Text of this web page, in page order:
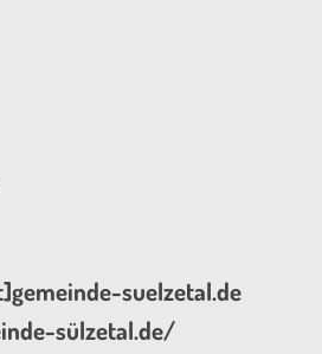
suelzetal.de
sülzetal.de/